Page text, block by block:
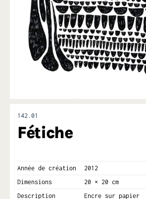
142.01
Fétiche
Année de création
2012
Dimensions
20 × 20 cm
Description
Encre sur papier